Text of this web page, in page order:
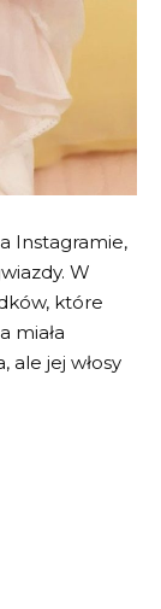
Instagramie,
W
które
miała
ale jej włosy